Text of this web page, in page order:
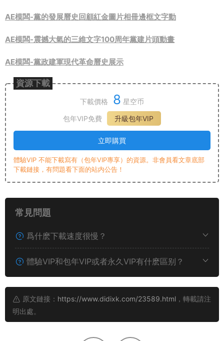
AE模闆-黨的發展曆史回顧紅金圖片相冊邊框文字動
AE模闆-震撼大氣的三維文字100周年黨建片頭動畫
AE模闆-黨政建軍現代革命曆史展示
資源下載
下載價格 8 星空币
包年VIP免費
升級包年VIP
立即購買
體驗VIP 不能下載寫有（包年VIP專享）的資源。非會員看文章底部
下載鏈接，有問題看下面的站内公告！
常見問題
爲什麽下載速度很慢？
體驗VIP和包年VIP或者永久VIP有什麽區别？
原文鏈接： https://www.didixk.com/23589.html ，轉載請注
明出處。